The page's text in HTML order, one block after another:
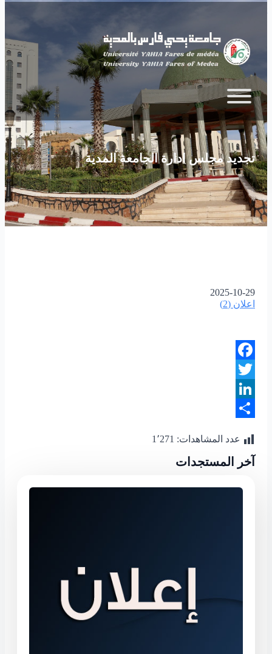
تجديد مجلس ادارة الجامعة المدية
2025-10-29
اعلان (2)
Facebook
Twitter
LinkedIn
عدد المشاهدات: 1٬271
آخر المستجدات